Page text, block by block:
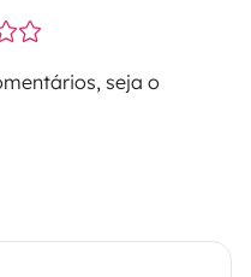
seja o